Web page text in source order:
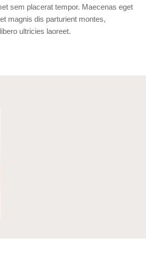
sem placerat tempor. Maecenas eget
magnis dis parturient montes,
ultricies laoreet.